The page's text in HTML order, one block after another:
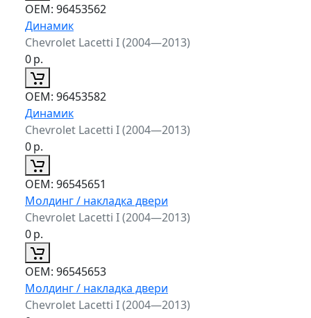
ОЕМ: 96453562
Динамик
Chevrolet Lacetti I (2004—2013)
0р.
ОЕМ: 96453582
Динамик
Chevrolet Lacetti I (2004—2013)
0р.
ОЕМ: 96545651
Молдинг / накладка двери
Chevrolet Lacetti I (2004—2013)
0р.
ОЕМ: 96545653
Молдинг / накладка двери
Chevrolet Lacetti I (2004—2013)